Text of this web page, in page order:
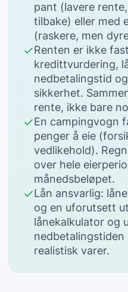
pant (lavere
tilbake) eller med
(raskere, men
Renten er ikke
kredittvurdering,
nedbetalingstid
sikkerhet.
rente, ikke bare
En campingvogn
penger å eie
vedlikehold).
over hele
månedsbeløpet.
Lån ansvarlig:
og en uforutsett
lånekalkulator og
realistisk varer.